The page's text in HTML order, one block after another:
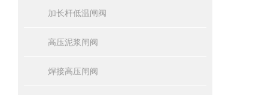
加长杆低温闸阀
高压泥浆闸阀
焊接高压闸阀